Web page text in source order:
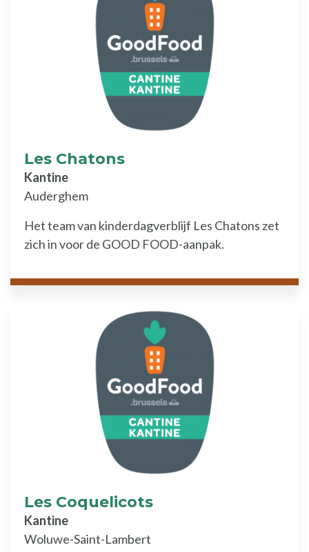
Les Chatons
Kantine
Auderghem
Het team van kinderdagverblijf Les Chatons zet
zich in voor de GOOD FOOD-aanpak.
Les Coquelicots
Kantine
Woluwe-Saint-Lambert